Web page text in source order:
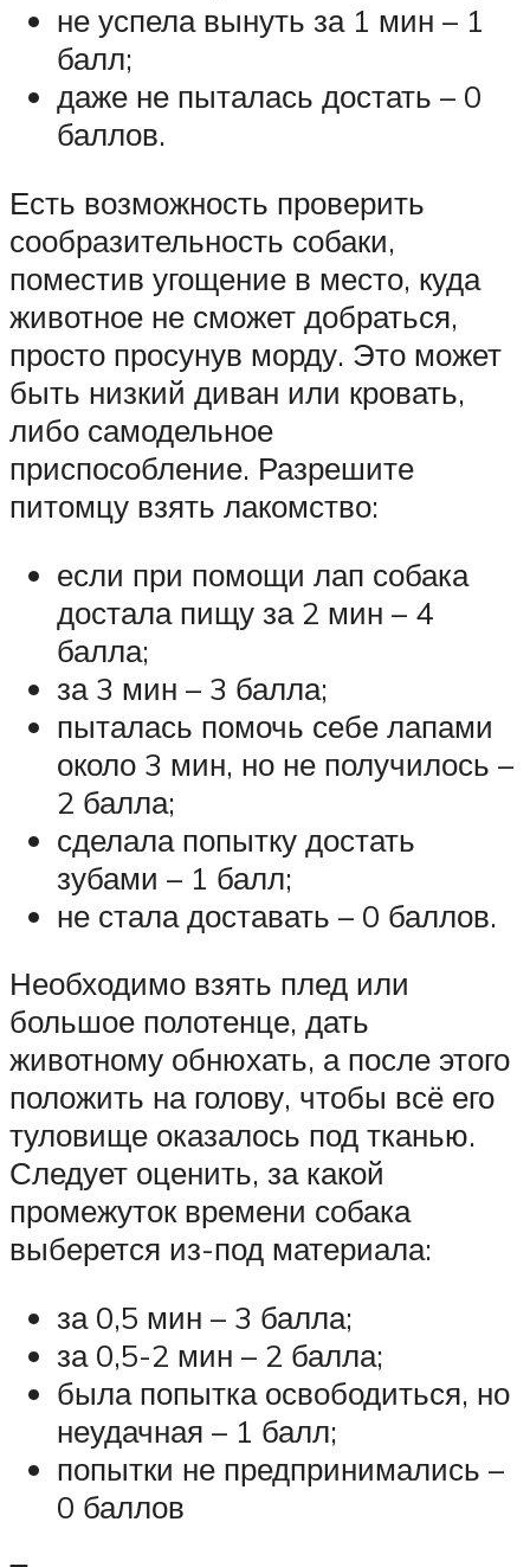
не успела вынуть за 1 мин – 1
балл;
даже не пыталась достать – 0
баллов.
Есть возможность проверить
сообразительность собаки,
поместив угощение в место, куда
животное не сможет добраться,
просто просунув морду. Это может
быть низкий диван или кровать,
либо самодельное
приспособление. Разрешите
питомцу взять лакомство:
если при помощи лап собака
достала пищу за 2 мин – 4
балла;
за 3 мин – 3 балла;
пыталась помочь себе лапами
около 3 мин, но не получилось –
2 балла;
сделала попытку достать
зубами – 1 балл;
не стала доставать – 0 баллов.
Необходимо взять плед или
большое полотенце, дать
животному обнюхать, а после этого
положить на голову, чтобы всё его
туловище оказалось под тканью.
Следует оценить, за какой
промежуток времени собака
выберется из-под материала:
за 0,5 мин – 3 балла;
за 0,5-2 мин – 2 балла;
была попытка освободиться, но
неудачная – 1 балл;
попытки не предпринимались –
0 баллов